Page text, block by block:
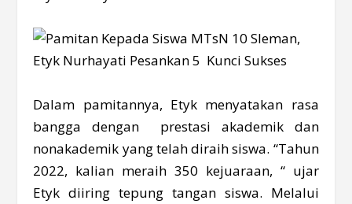
Dalam pamitannya, Etyk menyatakan rasa
bangga dengan prestasi akademik dan
nonakademik yang telah diraih siswa. “Tahun
2022, kalian meraih 350 kejuaraan, “ ujar
Etyk diiring tepung tangan siswa. Melalui